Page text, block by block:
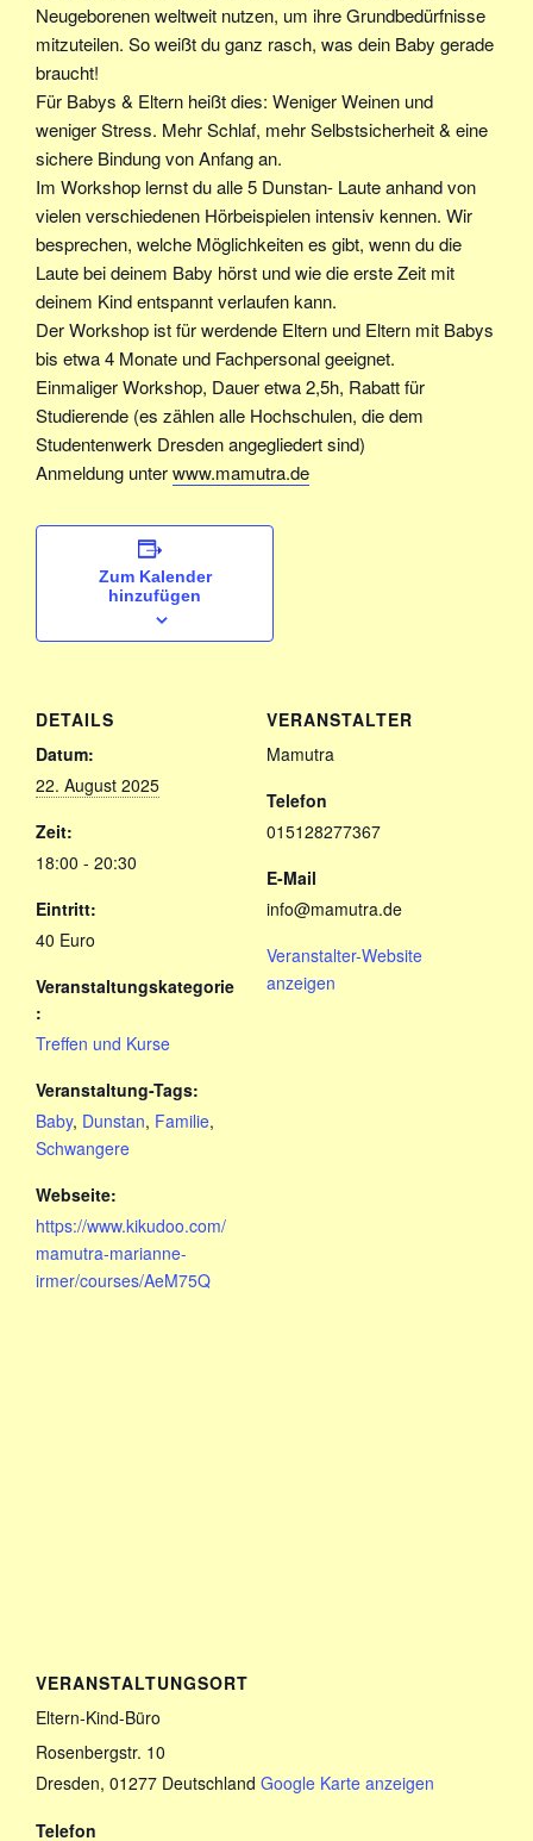
Neugeborenen weltweit nutzen, um ihre Grundbedürfnisse
mitzuteilen. So weißt du ganz rasch, was dein Baby gerade
braucht!
Für Babys & Eltern heißt dies: Weniger Weinen und
weniger Stress. Mehr Schlaf, mehr Selbstsicherheit & eine
sichere Bindung von Anfang an.
Im Workshop lernst du alle 5 Dunstan- Laute anhand von
vielen verschiedenen Hörbeispielen intensiv kennen. Wir
besprechen, welche Möglichkeiten es gibt, wenn du die
Laute bei deinem Baby hörst und wie die erste Zeit mit
deinem Kind entspannt verlaufen kann.
Der Workshop ist für werdende Eltern und Eltern mit Babys
bis etwa 4 Monate und Fachpersonal geeignet.
Einmaliger Workshop, Dauer etwa 2,5h, Rabatt für
Studierende (es zählen alle Hochschulen, die dem
Studentenwerk Dresden angegliedert sind)
Anmeldung unterwww.mamutra.de
Zum Kalender
hinzufügen
DETAILS
Datum:
22. August 2025
Zeit:
18:00 - 20:30
Eintritt:
40 Euro
Veranstaltungskategorie
:
Treffen und Kurse
Veranstaltung-Tags:
Baby, Dunstan, Familie,
Schwangere
Webseite:
https://www.kikudoo.com/
mamutra-marianne-
irmer/courses/AeM75Q
VERANSTALTER
Mamutra
Telefon
015128277367
E-Mail
info@mamutra.de
Veranstalter-Website
anzeigen
VERANSTALTUNGSORT
Eltern-Kind-Büro
Rosenbergstr. 10
Dresden, 01277 Deutschland Google Karte anzeigen
Telefon